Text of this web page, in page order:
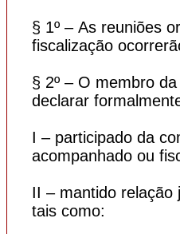
§ 1º – As reuniões
fiscalização
§ 2º – O membro
declarar
I – participado da
acompanhado ou
II – mantido relação
tais como: